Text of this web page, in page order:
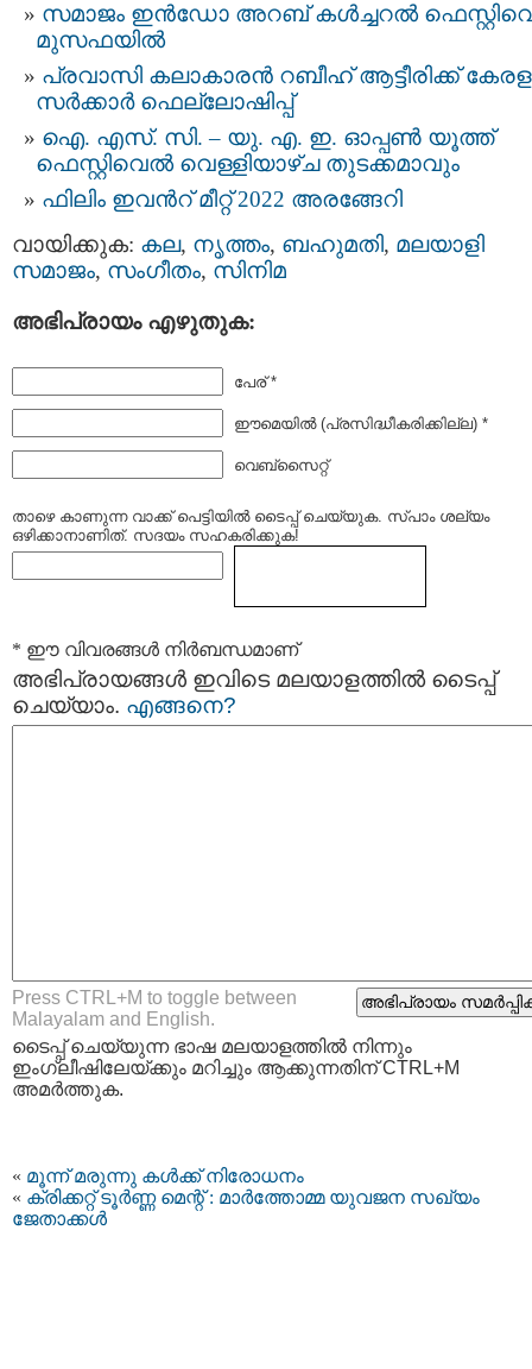
സമാജം ഇന്‍ഡോ അറബ് കള്‍ച്ചറല്‍
മുസഫയിൽ
പ്രവാസി കലാകാരന്‍ റബീഹ് ആട്ടീരിക്ക് കേരള
സര്‍ക്കാര്‍ ഫെല്ലോഷിപ്പ്
ഐ. എസ്. സി. – യു. എ. ഇ. ഓപ്പണ്‍ യൂത്ത്
ഫെസ്റ്റിവെൽ വെള്ളിയാഴ്ച തുടക്കമാവും
ഫിലിം ഇവന്‍റ് മീറ്റ് 2022 അരങ്ങേറി
വായിക്കുക: കല, നൃത്തം, ബഹുമതി, മലയാളി
സമാജം, സംഗീതം, സിനിമ
അഭിപ്രായം എഴുതുക:
പേര് *
ഈമെയില്‍ (പ്രസിദ്ധീകരിക്കില്ല) *
വെബ്സൈറ്റ്
താഴെ കാണുന്ന വാക്ക് പെട്ടിയില്‍ ടൈപ്പ്‌ ചെയ്യുക. സ്പാം ശല്യം
ഒഴിക്കാനാണിത്. സദയം സഹകരിക്കുക!
* ഈ വിവരങ്ങള്‍ നിര്‍ബന്ധമാണ്
അഭിപ്രായങ്ങള്‍ ഇവിടെ മലയാളത്തില്‍ ടൈപ്പ്
ചെയ്യാം. എങ്ങനെ?
Press CTRL+M to toggle between
Malayalam and English.
ടൈപ്പ്‌ ചെയ്യുന്ന ഭാഷ മലയാളത്തില്‍ നിന്നും
ഇംഗ്ലീഷിലേയ്ക്കും മറിച്ചും ആക്കുന്നതിന് CTRL+M
അമര്‍ത്തുക.
« മൂന്ന് മരുന്നു കൾക്ക് നിരോധനം
« ക്രിക്കറ്റ് ടൂര്‍ണ്ണ മെന്റ് : മാര്‍ത്തോമ്മ യുവജന സഖ്യം
ജേതാക്കള്‍